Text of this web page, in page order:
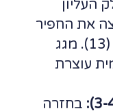
העליון
את החפיר
המבודד אותו וניכנס דרך השער (13). מגג
עוצרת
בחזרה